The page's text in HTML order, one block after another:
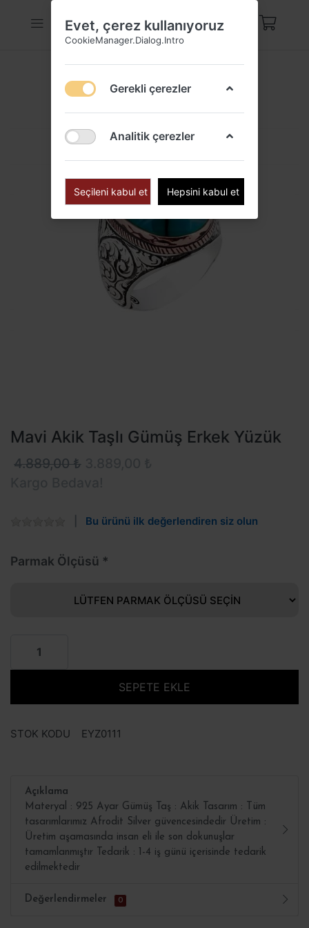
Mavi Akik Taşlı Gümüş Erkek Yüzük
4.889,00 ₺
Bu ürünü ilk değerlendiren siz olun
Parmak Ölçüsü
SEPETE EKLE
STOK KODU EYZ0111
Açıklama
Materyal : 925 Ayar Gümüş Taş : Akik Tasarım : Tüm
tasarımlarımız Afrodit Silver güvencesindedir Üretim :
Üretim aşamasında insan eli ile son dokunuşlar
tamamlanmıştır Tedarik : 1-4 iş günü içerisinde tedarik
edilmektedir
Değerlendirmeler 0
Evet, çerez kullanıyoruz
CookieManager.Dialog.Intro
Gerekli çerezler
Analitik çerezler
Seçileni kabul et Hepsini kabul et